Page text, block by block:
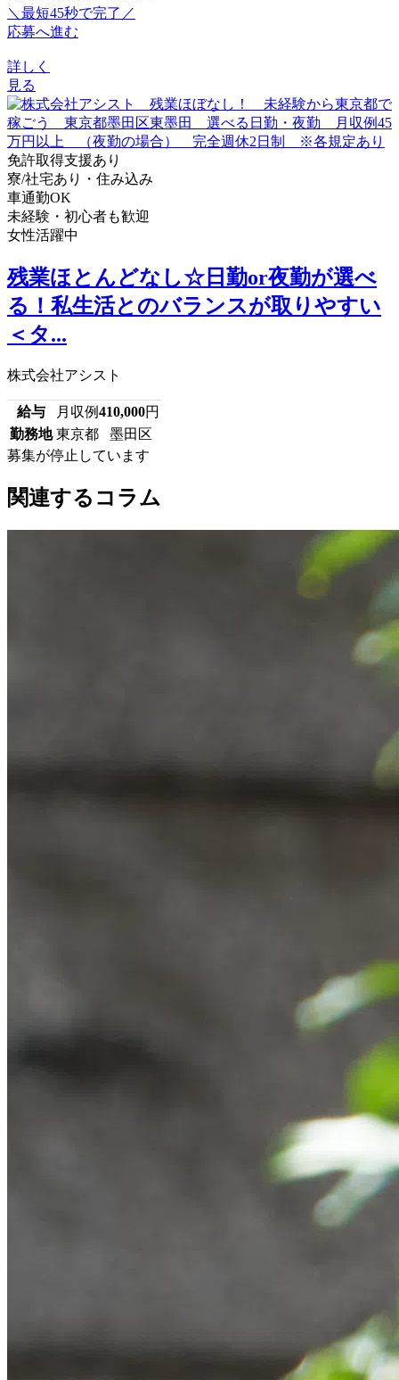
＼最短45秒で完了／
応募へ進む
詳しく
見る
免許取得支援あり
寮/社宅あり・住み込み
車通勤OK
未経験・初心者も歓迎
女性活躍中
残業ほとんどなし☆日勤or夜勤が選べ
る！私生活とのバランスが取りやすい
＜タ...
株式会社アシスト
給与 月収例410,000円
勤務地 東京都 墨田区
募集が停止しています
関連するコラム